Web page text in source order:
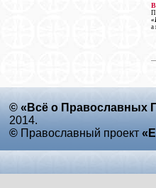
а
© «Всё о Православных
2014.
© Православный проект